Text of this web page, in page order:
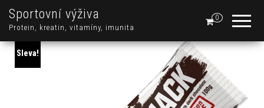
Sportovní výživa
Protein, kreatin, vitamíny, imunita
0
Sleva!